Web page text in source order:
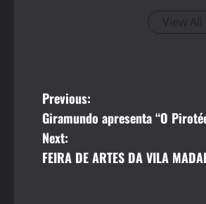
View All
P
o
s
Previous:
Giramundo apresenta “O
Next:
FEIRA DE ARTES DA VILA